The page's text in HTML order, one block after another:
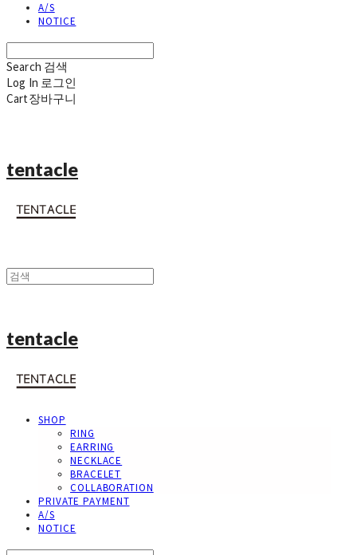
A/S
NOTICE
Search 검색
Log In 로그인
Cart장바구니
tentacle
tentacle
SHOP
RING
EARRING
NECKLACE
BRACELET
COLLABORATION
PRIVATE PAYMENT
A/S
NOTICE